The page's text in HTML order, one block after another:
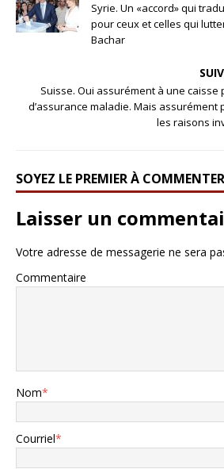
Syrie. Un «accord» qui
pour ceux et celles qui
Bachar
Suisse. Oui assurément à une caisse
d’assurance maladie. Mais assurément
les raisons
SOYEZ LE PREMIER À COMMENTER
Laisser un
Votre adresse de messagerie ne sera
Commentaire
Nom*
Courriel*